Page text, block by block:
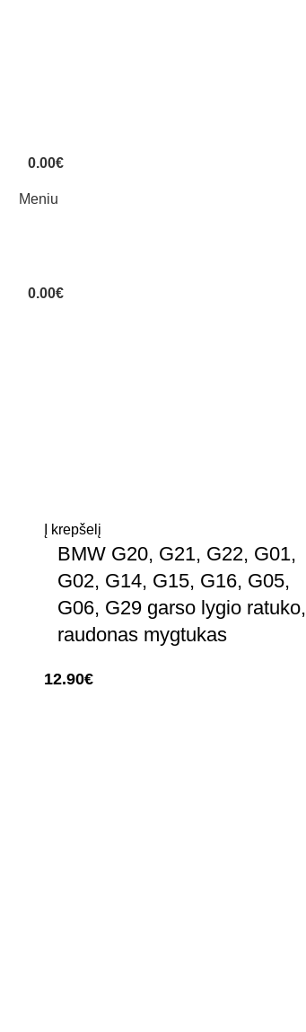
0.00€
Meniu
0.00€
Į krepšelį
BMW G20, G21, G22, G01,
G02, G14, G15, G16, G05,
G06, G29 garso lygio ratuko,
raudonas mygtukas
12.90€